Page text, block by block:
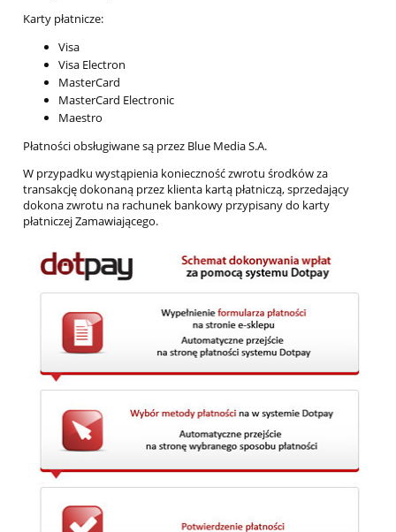
Karty płatnicze:
Visa
Visa Electron
MasterCard
MasterCard Electronic
Maestro
Płatności obsługiwane są przez Blue Media S.A.
W przypadku wystąpienia konieczność zwrotu środków za
transakcję dokonaną przez klienta kartą płatniczą, sprzedający
dokona zwrotu na rachunek bankowy przypisany do karty
płatniczej Zamawiającego.